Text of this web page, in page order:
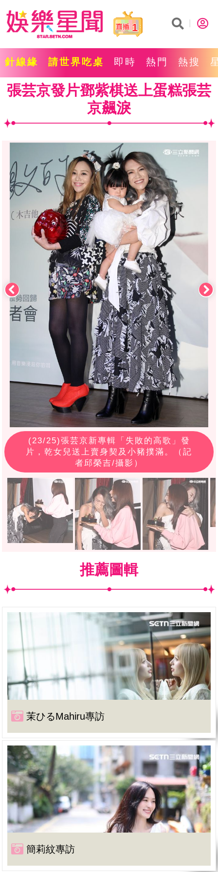
1
針線緣 請世界吃桌 即時 熱門 熱搜
張芸京發片鄧紫棋送上蛋糕張芸
京飆淚
(23/25)張芸京新專輯「失敗的高歌」發
片，乾女兒送上賣身契及小豬撲滿。（記
者邱榮吉/攝影）
推薦圖輯
茉ひるMahiru專訪
簡莉紋專訪